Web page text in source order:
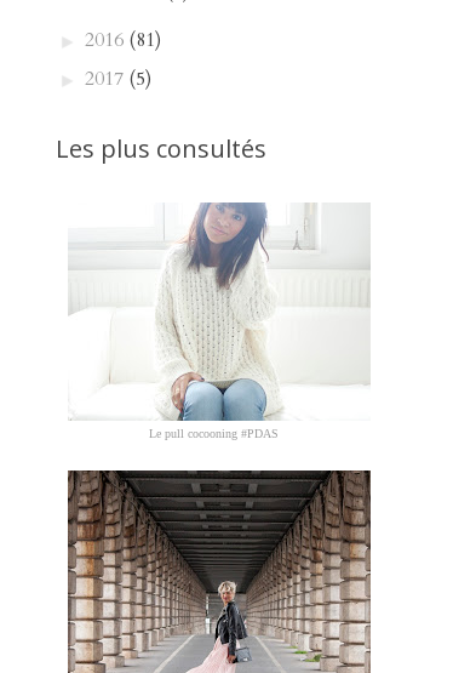
► 2016 (81)
► 2017 (5)
Les plus consultés
Le pull cocooning #PDAS